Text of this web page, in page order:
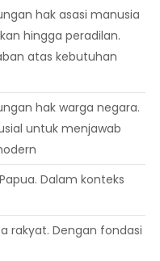
hak asasi manusia
hingga peradilan.
atas kebutuhan
hak warga negara.
untuk menjawab
Dalam konteks
rakyat. Dengan fondasi